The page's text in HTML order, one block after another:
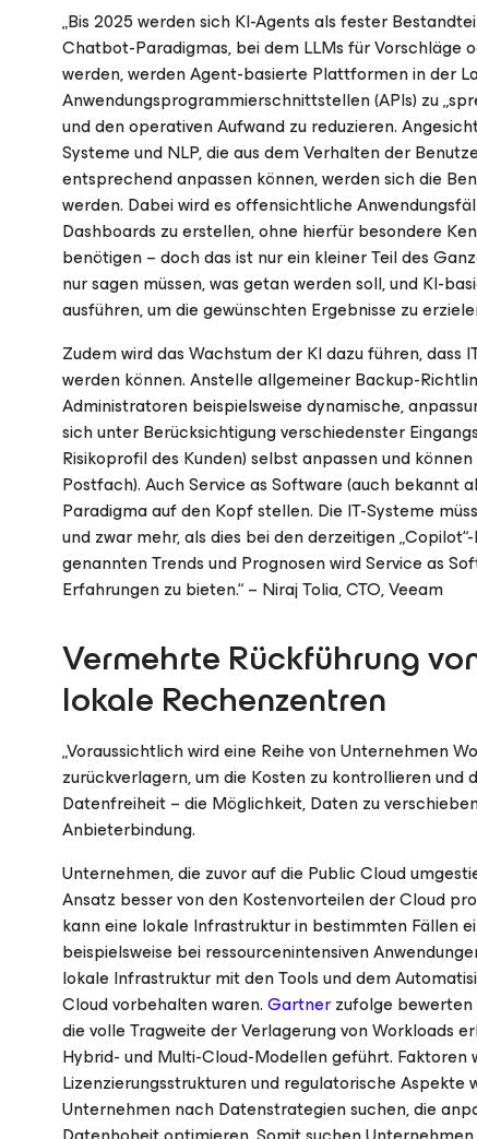
„Bis 2025 werden sich KI-Agents als fester
Chatbot-Paradigmas, bei dem LLMs für
werden, werden Agent-basierte Plattformen in der
Anwendungsprogrammierschnittstellen (APIs) zu
und den operativen Aufwand zu reduzieren.
Systeme und NLP, die aus dem Verhalten der
entsprechend anpassen können, werden sich die
werden. Dabei wird es offensichtliche
Dashboards zu erstellen, ohne hierfür besondere
benötigen – doch das ist nur ein kleiner Teil des
nur sagen müssen, was getan werden soll, und KI-
ausführen, um die gewünschten Ergebnisse zu
Zudem wird das Wachstum der KI dazu führen,
werden können. Anstelle allgemeiner Backup-
Administratoren beispielsweise dynamische,
sich unter Berücksichtigung verschiedenster
Risikoprofil des Kunden) selbst anpassen und
Postfach). Auch Service as Software (auch bekannt
Paradigma auf den Kopf stellen. Die IT-Systeme
und zwar mehr, als dies bei den derzeitigen
genannten Trends und Prognosen wird Service as
Erfahrungen zu bieten.“ – Niraj Tolia, CTO, Veeam
Vermehrte Rückführung
lokale Rechenzentren
„Voraussichtlich wird eine Reihe von Unternehmen
zurückverlagern, um die Kosten zu kontrollieren und
Datenfreiheit – die Möglichkeit, Daten zu
Anbieterbindung.
Unternehmen, die zuvor auf die Public Cloud
Ansatz besser von den Kostenvorteilen der Cloud
kann eine lokale Infrastruktur in bestimmten Fällen
beispielsweise bei ressourcenintensiven
lokale Infrastruktur mit den Tools und dem
Cloud vorbehalten waren.Gartnerzufolge
die volle Tragweite der Verlagerung von Workloads
Hybrid- und Multi-Cloud-Modellen geführt.
Lizenzierungsstrukturen und regulatorische
Unternehmen nach Datenstrategien suchen, die